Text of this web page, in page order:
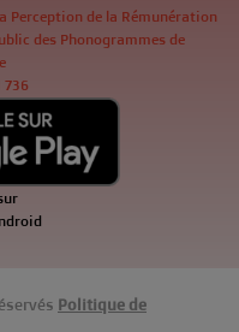
Perception de la Rémunération
des Phonogrammes de
736
Politique de